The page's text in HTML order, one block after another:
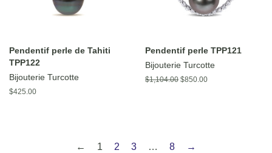
Pendentif perle de Tahiti
TPP122
Bijouterie Turcotte
Prix
$425.00
Pendentif perle TPP121
Bijouterie Turcotte
Prix
$1,104.00 Prix
$850.00
← 1 2 3 … 8 →